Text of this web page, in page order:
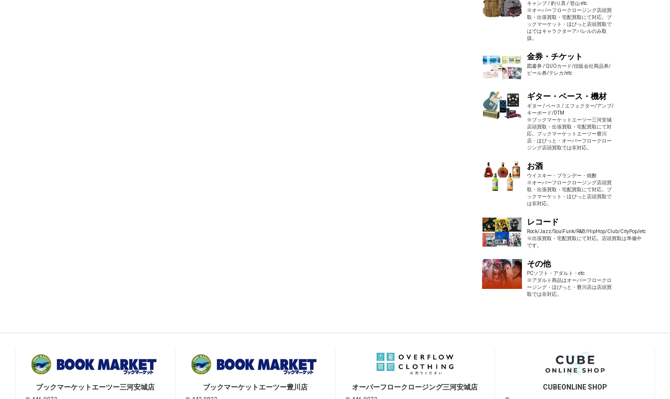
キャンプ / 釣り具 / 登山 etc
※オーバーフロークロージング店頭買
取・出張買取・宅配買取にて対応。ブ
ックマーケット・ほびっと店頭買取で
はではキャラクターアパレルのみ取
扱。
金券・チケット
図書券 / QUOカード/信販会社商品券/
ビール券/テレカ/etc
ギター・ベース・機材
ギター / ベース / エフェクター/アンプ/
キーボード/DTM
※ブックマーケットエーツー三河安城
店頭買取・出張買取・宅配買取にて対
応。ブックマーケットエーツー豊川
店・ほびっと・オーバーフロークロー
ジング店頭買取では非対応。
お酒
ウイスキー・ブランデー・焼酎
※オーバーフロークロージング店頭買
取・出張買取・宅配買取にて対応。ブ
ックマーケット・ほびっと店頭買取で
は非対応。
レコード
Rock/Jazz/SoulFunk/R&B/HipHop/Club/CityPop/etc
※出張買取・宅配買取にて対応。店頭買取は準備中
です。
その他
PCソフト・アダルト・etc
※アダルト商品はオーバーフロークロ
ージング・ほびっと・豊川店は店頭買
取では非対応。
ブックマーケットエーツー三河安城店 ブックマーケットエーツー豊川店 オーバーフロークロージング三河安城店 CUBEONLINE SHOP